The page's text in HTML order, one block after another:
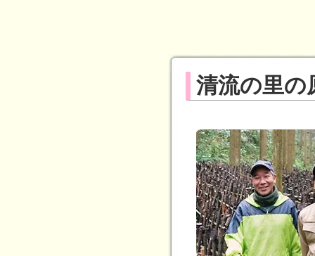
清流の里の